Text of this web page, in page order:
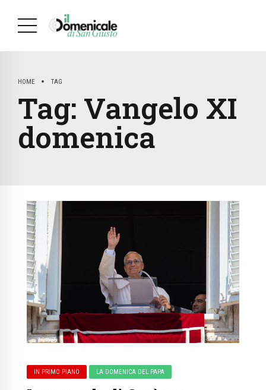
HOME TAG
Tag: Vangelo XI
domenica
IN PRIMO PIANO LA DOMENICA DEL PAPA